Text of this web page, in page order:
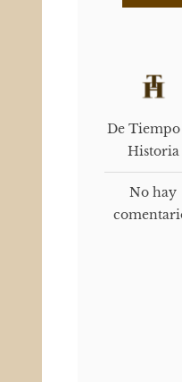
De Tiempo
Historia
No hay